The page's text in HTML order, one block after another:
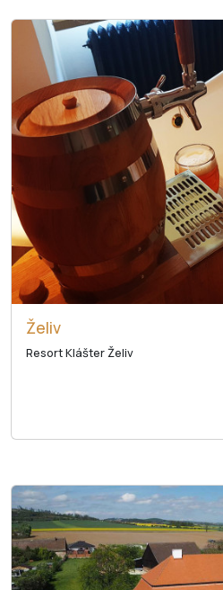
Želiv
Resort Klášter Želiv